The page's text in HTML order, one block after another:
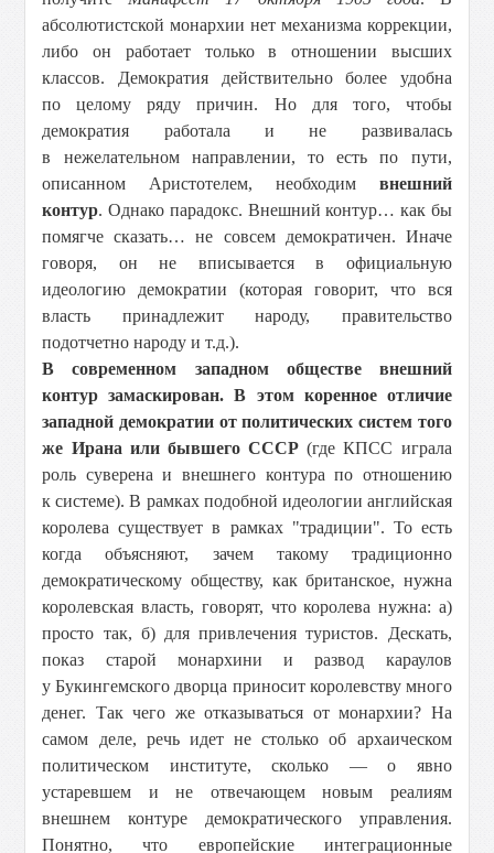
абсолютистской монархии нет механизма коррекции,
либо он работает только в отношении высших
классов. Демократия действительно более удобна
по целому ряду причин. Но для того, чтобы
демократия работала и не развивалась
в нежелательном направлении, то есть по пути,
описанном Аристотелем, необходим внешний
контур. Однако парадокс. Внешний контур… как бы
помягче сказать… не совсем демократичен. Иначе
говоря, он не вписывается в официальную
идеологию демократии (которая говорит, что вся
власть принадлежит народу, правительство
подотчетно народу и т.д.).
В современном западном обществе внешний
контур замаскирован. В этом коренное отличие
западной демократии от политических систем того
же Ирана или бывшего СССР (где КПСС играла
роль суверена и внешнего контура по отношению
к системе). В рамках подобной идеологии английская
королева существует в рамках "традиции". То есть
когда объясняют, зачем такому традиционно
демократическому обществу, как британское, нужна
королевская власть, говорят, что королева нужна: а)
просто так, б) для привлечения туристов. Дескать,
показ старой монархини и развод караулов
у Букингемского дворца приносит королевству много
денег. Так чего же отказываться от монархии? На
самом деле, речь идет не столько об архаическом
политическом институте, сколько — о явно
устаревшем и не отвечающем новым реалиям
внешнем контуре демократического управления.
Понятно, что европейские интеграционные